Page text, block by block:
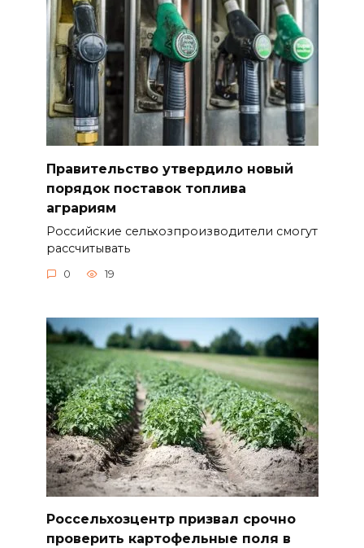
Правительство утвердило новый
порядок поставок топлива
аграриям
Российские сельхозпроизводители смогут
рассчитывать
0 19
Россельхозцентр призвал срочно
проверить картофельные поля в